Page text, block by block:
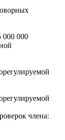
000 000
члена: